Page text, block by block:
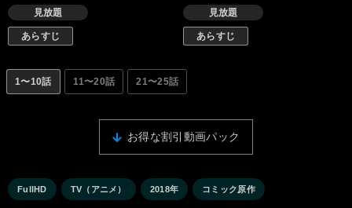
見放題
あらすじ
見放題
あらすじ
1〜10話 11〜20話 21〜25話
お得な割引動画パック
FullHD TV（アニメ） 2018年 コミック原作